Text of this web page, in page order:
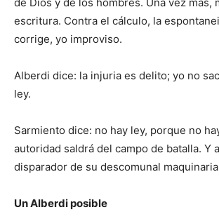
escritura. Contra el cálculo, la
corrige, yo improviso.
Alberdi dice: la injuria es delito; yo no
ley.
Sarmiento dice: no hay ley, porque no
autoridad saldrá del campo de batalla. Y
disparador de su descomunal
Un Alberdi posible